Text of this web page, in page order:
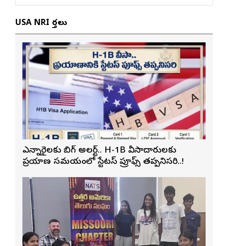
USA NRI వార్తలు
ఎన్నారైలకు బిగ్ అలర్ట్.. H-1B వీసాదారులకు
ప్రయాణ సమయంలో స్టేటస్ ప్రూఫ్స్ తప్పనిసరి..!